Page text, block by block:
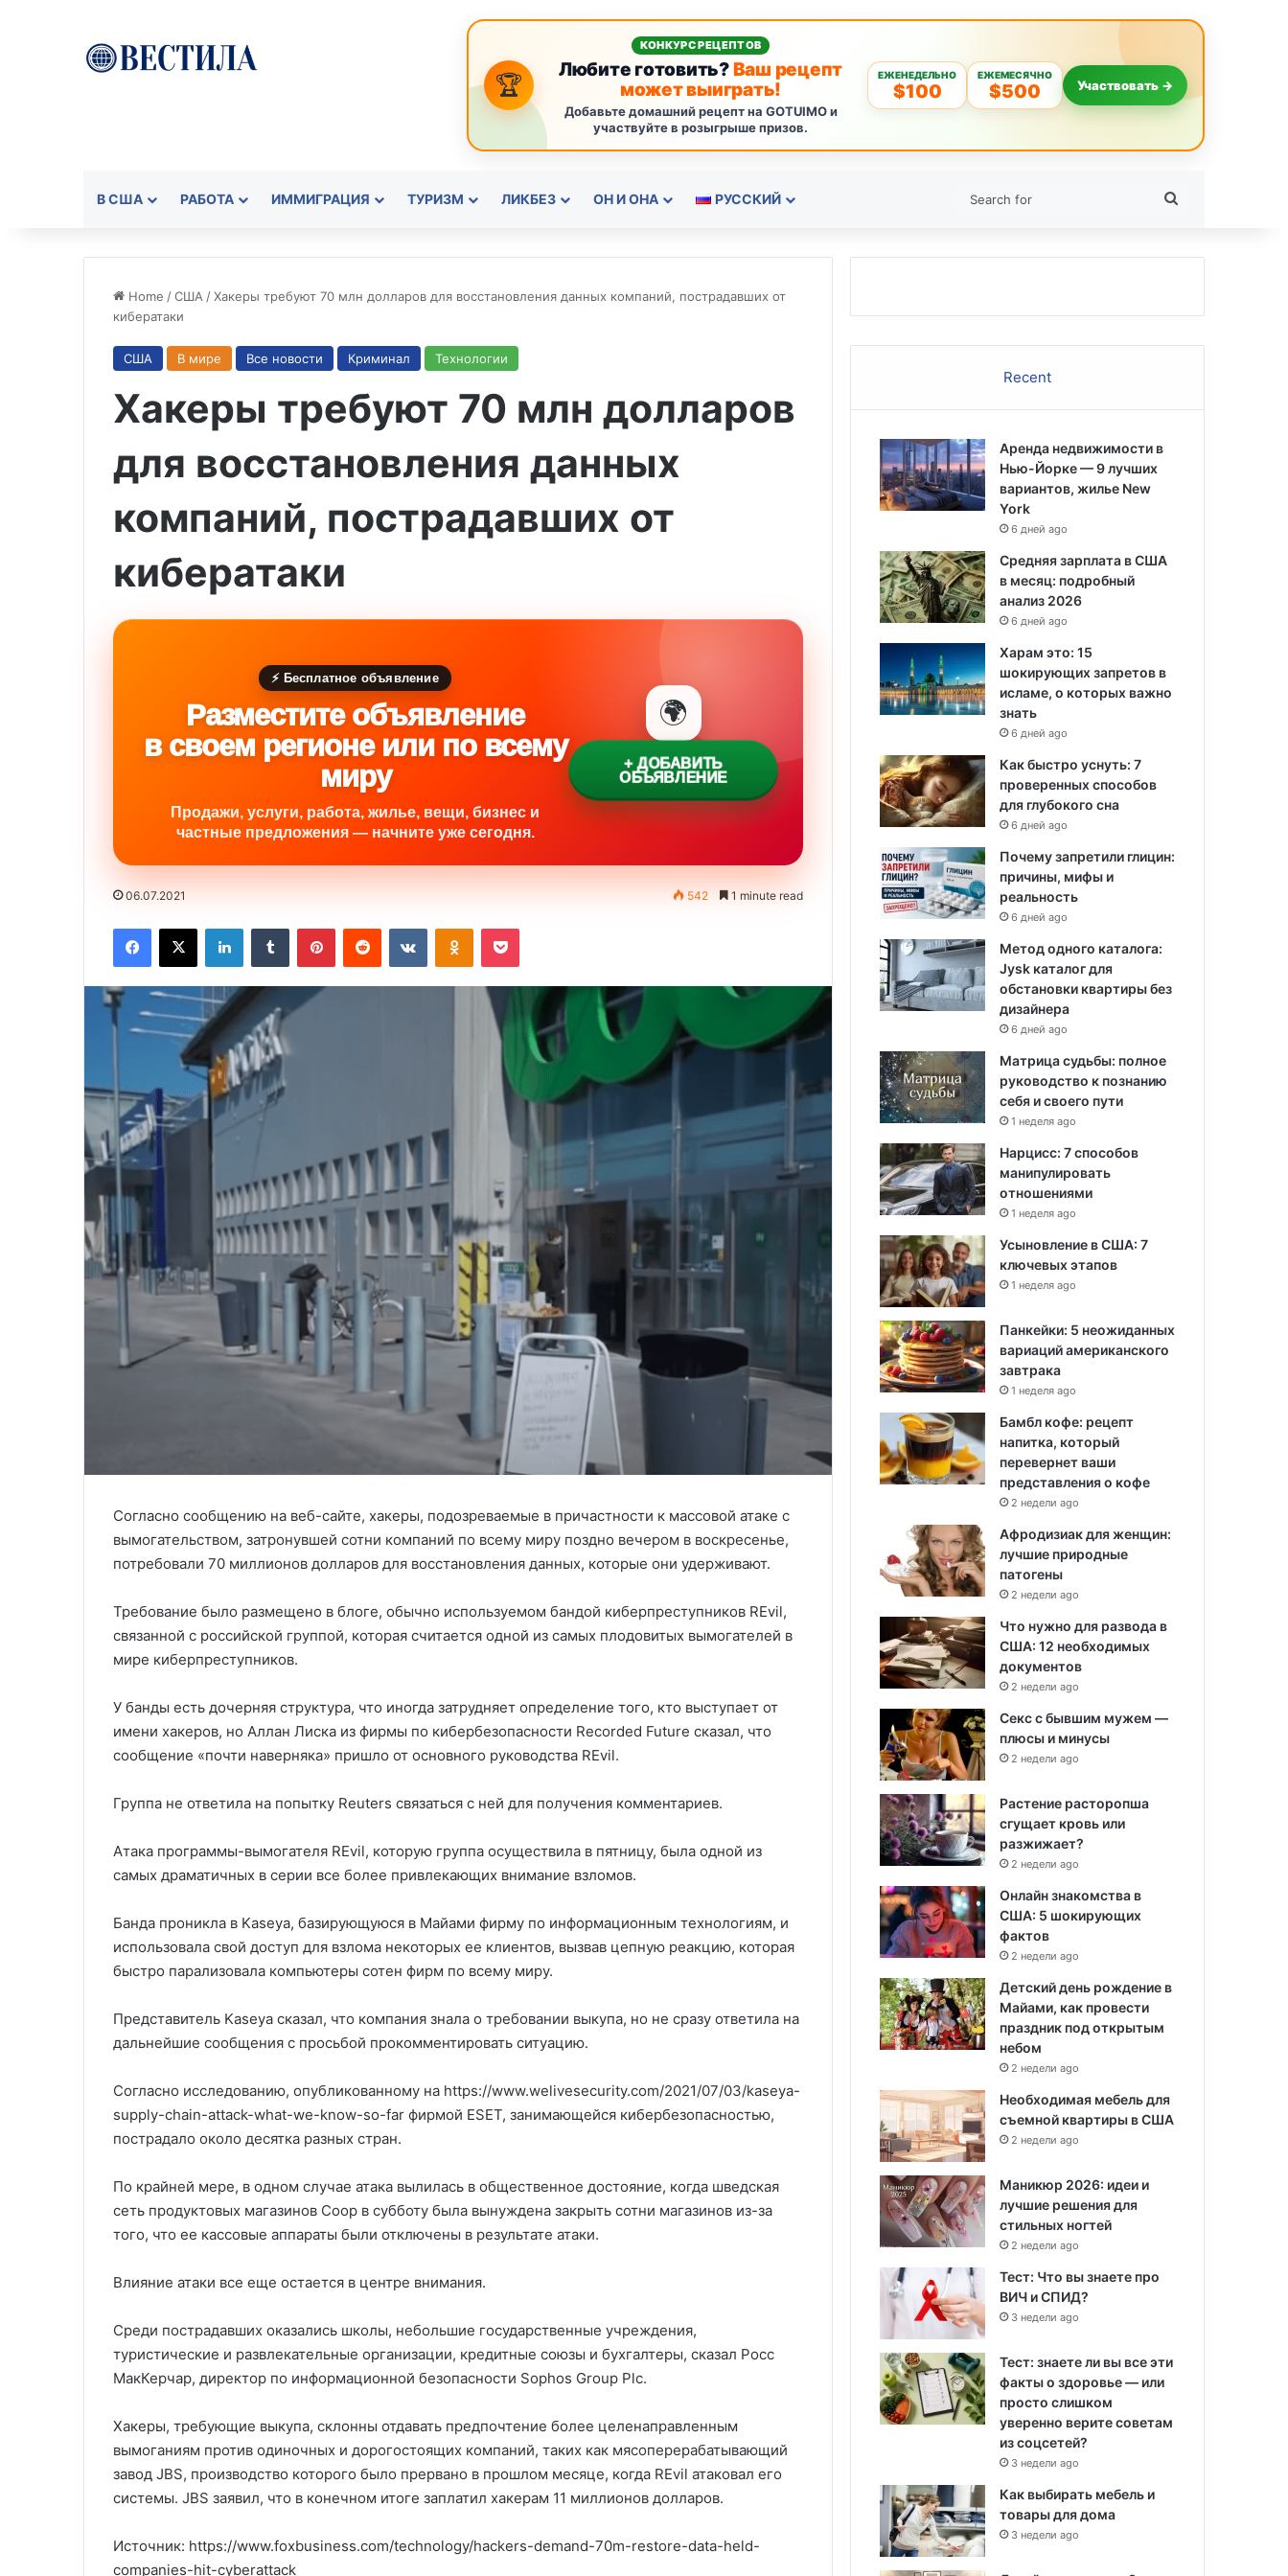
🏆
КОНКУРС РЕЦЕПТОВ
Любите готовить?Ваш рецепт
может выиграть!
Добавьте домашний рецепт на GOTUIMO и
участвуйте в розыгрыше призов.
ЕЖЕНЕДЕЛЬНО
$100
ЕЖЕМЕСЯЧНО
$500 Участвовать →
В США РАБОТА ИММИГРАЦИЯ ТУРИЗМ ЛИКБЕЗ ОН И ОНА РУССКИЙ
Home /США /Хакеры требуют 70 млн долларов для восстановления данных компаний, пострадавших от
кибератаки
США В мире Все новости Криминал Технологии
Хакеры требуют 70 млн долларов
для восстановления данных
компаний, пострадавших от
кибератаки
⚡ Бесплатное объявление
Разместите объявление
в своем регионе или по всему
миру
Продажи, услуги, работа, жилье, вещи, бизнес и
частные предложения — начните уже сегодня.
🌍
+ ДОБАВИТЬ
ОБЪЯВЛЕНИЕ
06.07.2021 542 1 minute read
Согласно сообщению на веб-сайте, хакеры, подозреваемые в причастности к массовой атаке с
вымогательством, затронувшей сотни компаний по всему миру поздно вечером в воскресенье,
потребовали 70 миллионов долларов для восстановления данных, которые они удерживают.
Требование было размещено в блоге, обычно используемом бандой киберпреступников REvil,
связанной с российской группой, которая считается одной из самых плодовитых вымогателей в
мире киберпреступников.
У банды есть дочерняя структура, что иногда затрудняет определение того, кто выступает от
имени хакеров, но Аллан Лиска из фирмы по кибербезопасности Recorded Future сказал, что
сообщение «почти наверняка» пришло от основного руководства REvil.
Группа не ответила на попытку Reuters связаться с ней для получения комментариев.
Атака программы-вымогателя REvil, которую группа осуществила в пятницу, была одной из
самых драматичных в серии все более привлекающих внимание взломов.
Банда проникла в Kaseya, базирующуюся в Майами фирму по информационным технологиям, и
использовала свой доступ для взлома некоторых ее клиентов, вызвав цепную реакцию, которая
быстро парализовала компьютеры сотен фирм по всему миру.
Представитель Kaseya сказал, что компания знала о требовании выкупа, но не сразу ответила на
дальнейшие сообщения с просьбой прокомментировать ситуацию.
Согласно исследованию, опубликованному на https://www.welivesecurity.com/2021/07/03/kaseya-
supply-chain-attack-what-we-know-so-far фирмой ESET, занимающейся кибербезопасностью,
пострадало около десятка разных стран.
По крайней мере, в одном случае атака вылилась в общественное достояние, когда шведская
сеть продуктовых магазинов Coop в субботу была вынуждена закрыть сотни магазинов из-за
того, что ее кассовые аппараты были отключены в результате атаки.
Влияние атаки все еще остается в центре внимания.
Среди пострадавших оказались школы, небольшие государственные учреждения,
туристические и развлекательные организации, кредитные союзы и бухгалтеры, сказал Росс
МакКерчар, директор по информационной безопасности Sophos Group Plc.
Хакеры, требующие выкупа, склонны отдавать предпочтение более целенаправленным
вымоганиям против одиночных и дорогостоящих компаний, таких как мясоперерабатывающий
завод JBS, производство которого было прервано в прошлом месяце, когда REvil атаковал его
системы. JBS заявил, что в конечном итоге заплатил хакерам 11 миллионов долларов.
Источник: https://www.foxbusiness.com/technology/hackers-demand-70m-restore-data-held-
companies-hit-cyberattack
Recent
Аренда недвижимости в
Нью-Йорке — 9 лучших
вариантов, жилье New
York
6 дней ago
Средняя зарплата в США
в месяц: подробный
анализ 2026
6 дней ago
Харам это: 15
шокирующих запретов в
исламе, о которых важно
знать
6 дней ago
Как быстро уснуть: 7
проверенных способов
для глубокого сна
6 дней ago
Почему запретили глицин:
причины, мифы и
реальность
6 дней ago
Метод одного каталога:
Jysk каталог для
обстановки квартиры без
дизайнера
6 дней ago
Матрица судьбы: полное
руководство к познанию
себя и своего пути
1 неделя ago
Нарцисс: 7 способов
манипулировать
отношениями
1 неделя ago
Усыновление в США: 7
ключевых этапов
1 неделя ago
Панкейки: 5 неожиданных
вариаций американского
завтрака
1 неделя ago
Бамбл кофе: рецепт
напитка, который
перевернет ваши
представления о кофе
2 недели ago
Афродизиак для женщин:
лучшие природные
патогены
2 недели ago
Что нужно для развода в
США: 12 необходимых
документов
2 недели ago
Секс с бывшим мужем —
плюсы и минусы
2 недели ago
Растение расторопша
сгущает кровь или
разжижает?
2 недели ago
Онлайн знакомства в
США: 5 шокирующих
фактов
2 недели ago
Детский день рождение в
Майами, как провести
праздник под открытым
небом
2 недели ago
Необходимая мебель для
съемной квартиры в США
2 недели ago
Маникюр 2026: идеи и
лучшие решения для
стильных ногтей
2 недели ago
Тест: Что вы знаете про
ВИЧ и СПИД?
3 недели ago
Тест: знаете ли вы все эти
факты о здоровье — или
просто слишком
уверенно верите советам
из соцсетей?
3 недели ago
Как выбирать мебель и
товары для дома
3 недели ago